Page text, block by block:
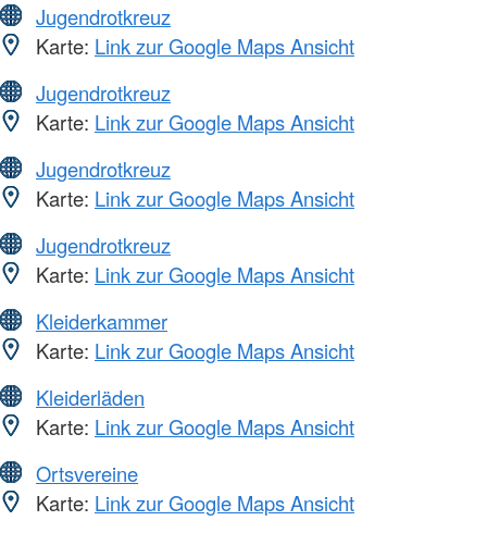
Jugendrotkreuz
Karte: Link zur Google Maps Ansicht
Jugendrotkreuz
Karte: Link zur Google Maps Ansicht
Jugendrotkreuz
Karte: Link zur Google Maps Ansicht
Jugendrotkreuz
Karte: Link zur Google Maps Ansicht
Kleiderkammer
Karte: Link zur Google Maps Ansicht
Kleiderläden
Karte: Link zur Google Maps Ansicht
Ortsvereine
Karte: Link zur Google Maps Ansicht